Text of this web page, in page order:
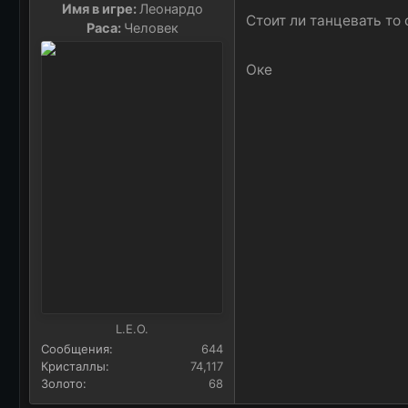
и
Имя в игре:Леонардо
Раса: Человек
L.E.O.
Сообщения
644
Кристаллы
74,117
Золото
68
Стоит ли танцевать то
Оке